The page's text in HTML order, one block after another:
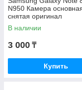
N950 Камера
снятая оригинал
В наличии
3 000 ₸
Купить